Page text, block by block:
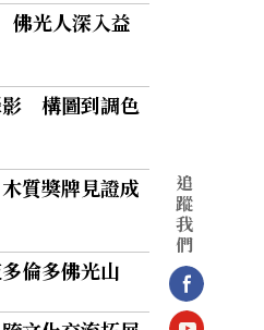
佛光人深入益
影 構圖到調色
質獎牌見證成
倫多佛光山
追
蹤
我
們